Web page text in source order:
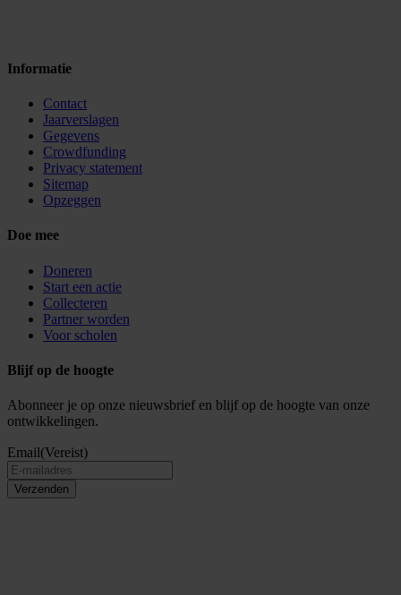
Informatie
Contact
Jaarverslagen
Gegevens
Crowdfunding
Privacy statement
Sitemap
Opzeggen
Doe mee
Doneren
Start een actie
Collecteren
Partner worden
Voor scholen
Blijf op de hoogte
Abonneer je op onze nieuwsbrief en blijf op de hoogte van onze
ontwikkelingen.
Email(Vereist)
Verzenden